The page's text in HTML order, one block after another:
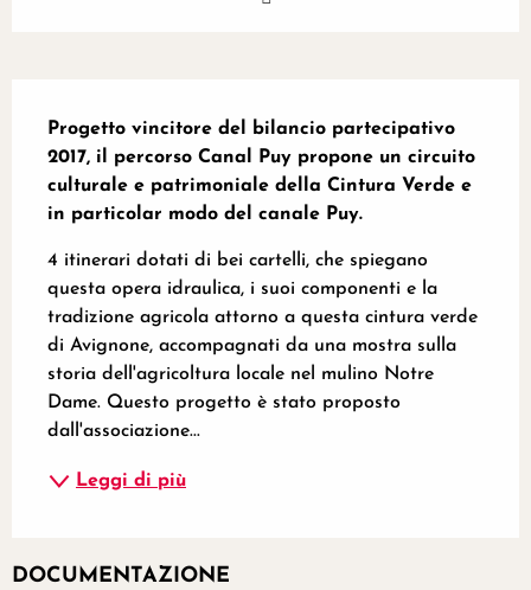
Progetto vincitore del bilancio partecipativo
2017, il percorso Canal Puy propone un circuito
culturale e patrimoniale della Cintura Verde e
in particolar modo del canale Puy.
4 itinerari dotati di bei cartelli, che spiegano
questa opera idraulica, i suoi componenti e la
tradizione agricola attorno a questa cintura verde
di Avignone, accompagnati da una mostra sulla
storia dell'agricoltura locale nel mulino Notre
Dame. Questo progetto è stato proposto
dall'associazione...
Leggi di più
DOCUMENTAZIONE